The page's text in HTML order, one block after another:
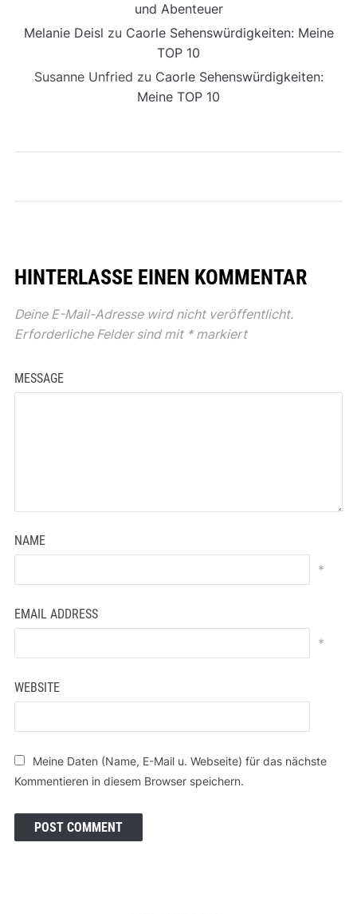
und Abenteuer
Melanie Deisl zu Caorle Sehenswürdigkeiten: Meine
TOP 10
Susanne Unfried zu Caorle Sehenswürdigkeiten:
Meine TOP 10
HINTERLASSE EINEN KOMMENTAR
Deine E-Mail-Adresse wird nicht veröffentlicht.
Erforderliche Felder sind mit *markiert
MESSAGE
NAME
*
EMAIL ADDRESS
*
WEBSITE
Meine Daten (Name, E-Mail u. Webseite) für das nächste
Kommentieren in diesem Browser speichern.